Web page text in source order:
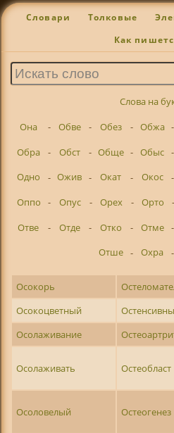
Словари Толковые
Как
Слова на
Она
- Обве - Обез - Обжа -
Обра
- Обст - Обще - Обыс -
Одно
- Ожив - Окат - Окос -
Оппо
- Опус - Орех - Орто -
Отве
- Отде - Отко - Отме -
Отше - Охра -
Осокорь
Осокоцветный
Осолаживание
Осолаживать Остеобласт
Осоловелый Остеогенез